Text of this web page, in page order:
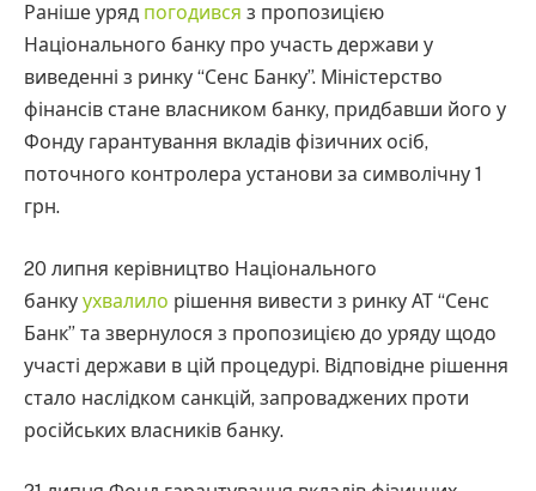
Раніше уряд погодився з пропозицією
Національного банку про участь держави у
виведенні з ринку “Сенс Банку”. Міністерство
фінансів стане власником банку, придбавши його у
Фонду гарантування вкладів фізичних осіб,
поточного контролера установи за символічну 1
грн.
20 липня керівництво Національного
банку ухвалило рішення вивести з ринку АТ “Сенс
Банк” та звернулося з пропозицією до уряду щодо
участі держави в цій процедурі. Відповідне рішення
стало наслідком санкцій, запроваджених проти
російських власників банку.